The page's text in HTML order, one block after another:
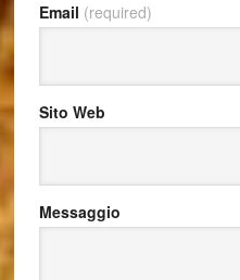
Email (required)
Sito Web
Messaggio